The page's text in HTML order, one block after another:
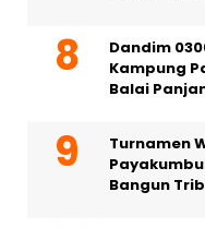
Dandim
Kampung
Balai
Turnamen
Bangun